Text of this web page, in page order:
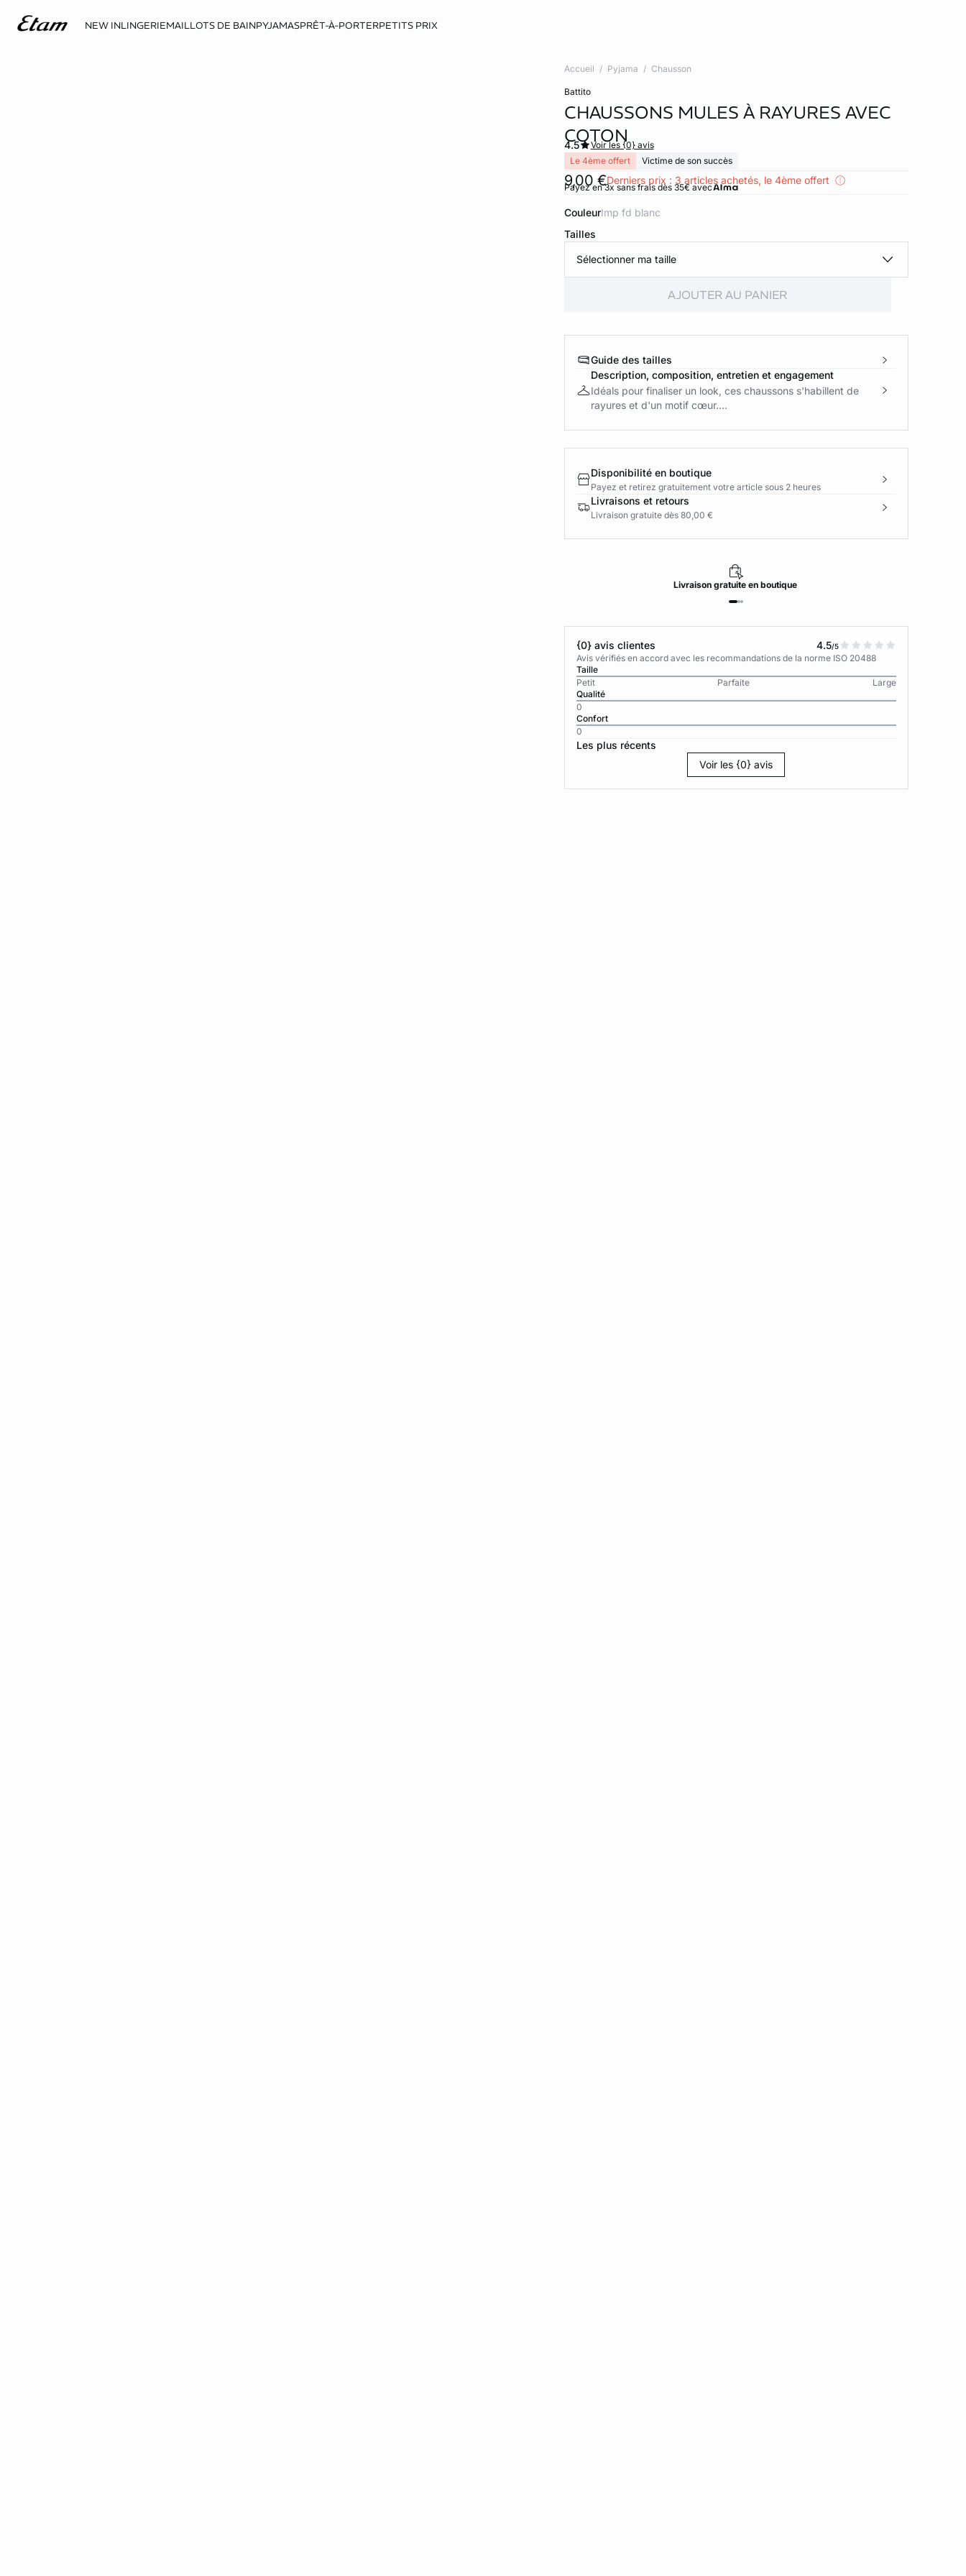
NEW INLINGERIEMAILLOTS DE BAINPYJAMASPRÊT-À-PORTERPETITS PRIX
Accueil Pyjama Chausson
battito
CHAUSSONS MULES À RAYURES AVEC
COTON
9,00 €Derniers prix : 3 articles achetés, le 4ème offert
4.5
Voir les {0} avis
Le 4ème offert
Victime de son succès
Payez en 3x sans frais dès 35€ avec
Couleur imp fd blanc
Tailles
Sélectionner ma taille
AJOUTER AU PANIER
Guide des tailles
Description, composition, entretien et engagement
Idéals pour finaliser un look, ces chaussons s'habillent de
rayures et d'un motif cœur....
Disponibilité en boutique
Payez et retirez gratuitement votre article sous 2 heures
Livraisons et retours
Livraison gratuite dès 80,00 €
Livraison gratuite en boutique
{0} avis clientes 4.5/5
Avis vérifiés en accord avec les recommandations de la norme ISO 20488
Taille
Petit
Parfaite
Large
Qualité
0
Confort
0
Les plus récents
Voir les {0} avis